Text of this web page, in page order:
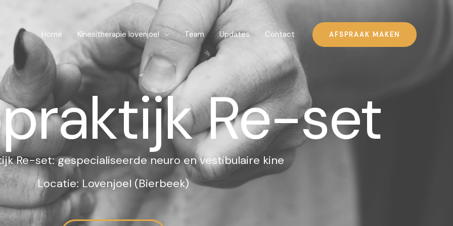
Home Kinesitherapie lovenjoel Team Updates Contact AFSPRAAK MAKEN
Re-set
Re-set: gespecialiseerde neuro en vestibulaire kine
Locatie: Lovenjoel (Bierbeek)